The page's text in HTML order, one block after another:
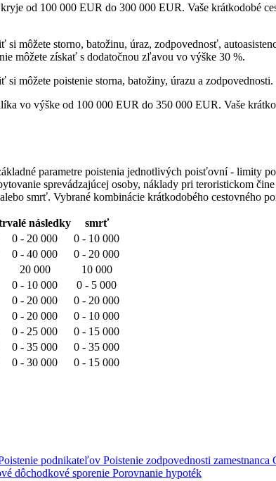
od 100 000 EUR do 300 000 EUR. Vaše krátkodobé
môžete storno, batožinu, úraz, zodpovednosť,
môžete získať s dodatočnou zľavou vo výške 30 %.
môžete poistenie storna, batožiny, úrazu a
vo výške od 100 000 EUR do 350 000 EUR. Vaše
parametre poistenia jednotlivých poisťovní - limity
sprevádzajúcej osoby, náklady pri teroristickom
smrť. Vybrané kombinácie krátkodobého cestovného
následky
smrť
0 - 20 000
0 - 10 000
0 - 40 000
0 - 20 000
20 000
10 000
0 - 10 000
0 - 5 000
0 - 20 000
0 - 20 000
0 - 20 000
0 - 10 000
0 - 25 000
0 - 15 000
0 - 35 000
0 - 35 000
0 - 30 000
0 - 15 000
podnikateľov Poistenie zodpovednosti zamestnanca
dôchodkové sporenie Porovnanie hypoték